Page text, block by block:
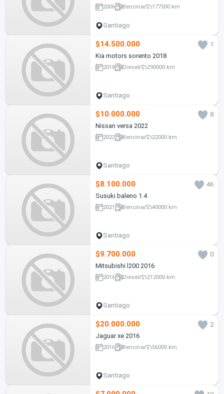
2006 Bencina 177500 km
Santiago
$14.500.000
1
Kia motors sorento 2018
2018 Diesel 290000 km
Santiago
$10.000.000
8
Nissan versa 2022
2022 Bencina 22000 km
Santiago
$8.100.000
46
Susuki baleno 1.4
2021 Bencina 40000 km
Santiago
$9.700.000
0
Mitsubishi l200 2016
2016 Diesel 212000 km
Santiago
$20.000.000
2
Jaguar xe 2016
2016 Bencina 56000 km
Santiago